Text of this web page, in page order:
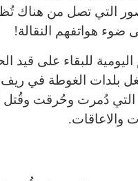
التي تصل من هناك
ضوء هواتفهم النقالة!
للبقاء على قيد
بلدات الغوطة في
دُمرت وحُرقت وقُتل
والاعاقات.